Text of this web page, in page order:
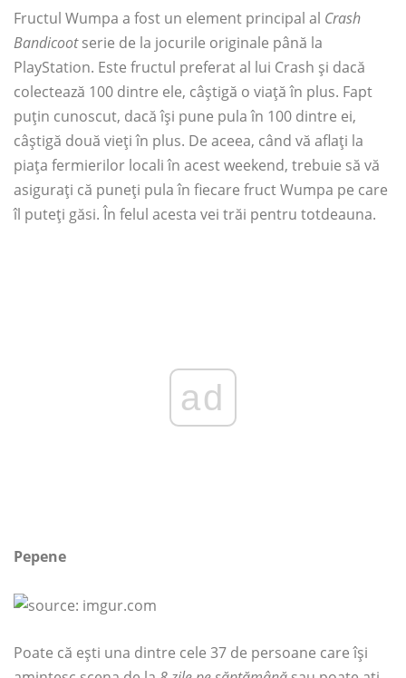
Fructul Wumpa a fost un element principal al Crash
Bandicootserie de la jocurile originale până la
PlayStation. Este fructul preferat al lui Crash și dacă
colectează 100 dintre ele, câștigă o viață în plus. Fapt
puțin cunoscut, dacă își pune pula în 100 dintre ei,
câștigă două vieți în plus. De aceea, când vă aflați la
piața fermierilor locali în acest weekend, trebuie să vă
asigurați că puneți pula în fiecare fruct Wumpa pe care
îl puteți găsi. În felul acesta vei trăi pentru totdeauna.
ad
Pepene
Poate că ești una dintre cele 37 de persoane care își